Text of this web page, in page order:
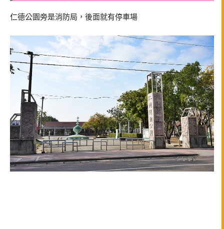
仁德公園旁是消防局，後面就有停車場